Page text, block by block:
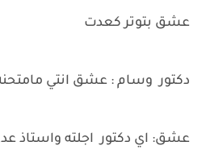
عشق بتوتر كعدت
دكتور وسام : عشق انتي
عشق: اي دكتور اجلته واستاذ